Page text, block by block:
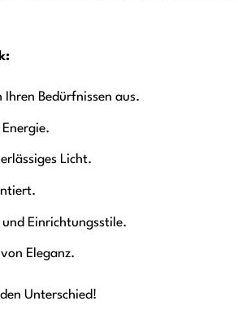
Ihren Bedürfnissen aus.
Licht.
Einrichtungsstile.
Eleganz.
Unterschied!